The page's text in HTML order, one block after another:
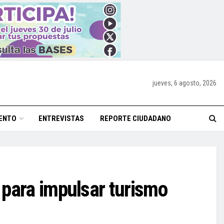
jueves, 6 agosto, 2026
ENTREVISTAS REPORTE CIUDADANO
impulsar turismo